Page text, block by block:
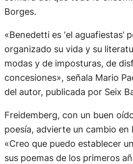
Borges.
«Benedetti es ‘el aguafiestas’
organizado su vida y su
modas y de imposturas, de
concesiones», señala Mario
del autor, publicada por Seix
Freidemberg, con un buen
poesía, advierte un cambio en
«Creo que puedo establecer
sus poemas de los primeros